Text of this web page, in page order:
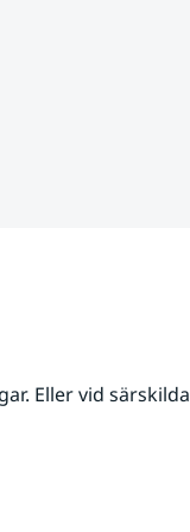
Eller vid särskilda